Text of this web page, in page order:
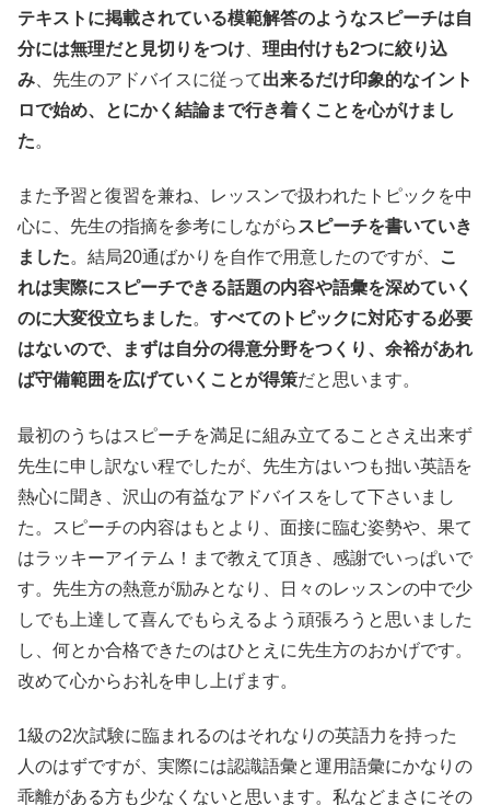
テキストに掲載されている模範解答のようなスピーチは自
分には無理だと見切りをつけ
理由付けも2つに絞り込
み 、先生のアドバイスに従って出来るだけ印象的なイント
ロで始め、とにかく結論まで行き着くことを心がけまし
た。
また予習と復習を兼ね、レッスンで扱われたトピックを中
心に、先生の指摘を参考にしながら スピーチを書いていき
ました。結局20通ばかりを自作で用意したのですが、
こ
れは実際にスピーチできる話題の内容や語彙を深めていく
のに大変役立ちました。 すべてのトピックに対応する必要
はないので、まずは自分の得意分野をつくり、余裕があれ
ば守備範囲を広げていくことが得策だと思います。
最初のうちはスピーチを満足に組み立てることさえ出来ず
先生に申し訳ない程でしたが、先生方はいつも拙い英語を
熱心に聞き、沢山の有益なアドバイスをして下さいまし
た。スピーチの内容はもとより、面接に臨む姿勢や、果て
はラッキーアイテム！まで教えて頂き、感謝でいっぱいで
す。先生方の熱意が励みとなり、日々のレッスンの中で少
しでも上達して喜んでもらえるよう頑張ろうと思いました
し、何とか合格できたのはひとえに先生方のおかげです。
改めて心からお礼を申し上げます。
1級の2次試験に臨まれるのはそれなりの英語力を持った
人のはずですが、実際には認識語彙と運用語彙にかなりの
乖離がある方も少なくないと思います。私などまさにその